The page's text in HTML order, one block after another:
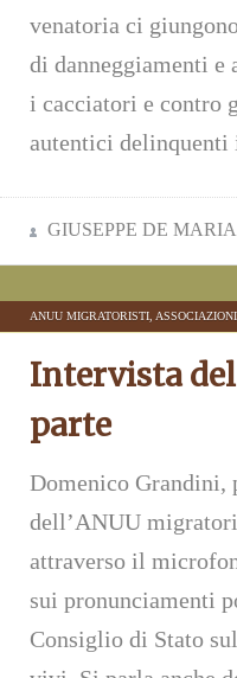
venatoria ci
di danneggiamenti
i cacciatori e contro
autentici
GIUSEPPE DE MARIA
ANUU MIGRATORISTI
Intervista del
parte
Domenico Grandini,
dell’ANUU
attraverso il
sui pronunciamenti
Consiglio di Stato